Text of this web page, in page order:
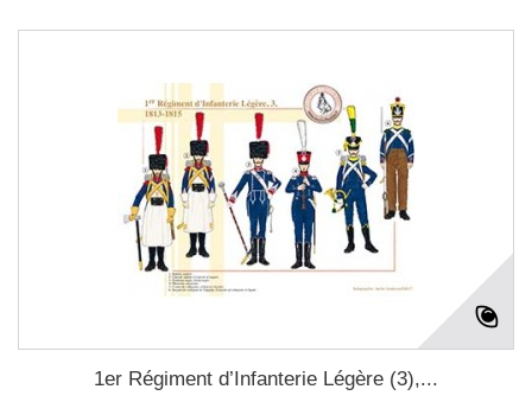
1er Régiment d’Infanterie Légère (3),...